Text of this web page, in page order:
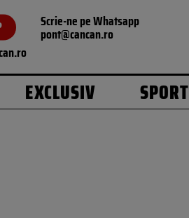
Scrie-ne pe Whatsapp
pont@cancan.ro
EXCLUSIV SPORT